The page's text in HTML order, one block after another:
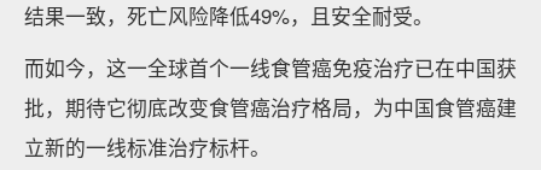
结果一致，死亡风险降低49%，且安全耐受。
而如今，这一全球首个一线食管癌免疫治疗已在中国获
批，期待它彻底改变食管癌治疗格局，为中国食管癌建
立新的一线标准治疗标杆。